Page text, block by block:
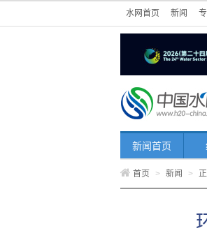
水网首页 新闻
新闻首页
首页 > 新闻 >